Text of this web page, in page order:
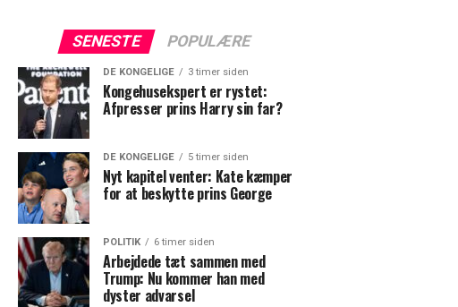
SENESTE POPULÆRE
DE KONGELIGE 3 timer siden
Kongehusekspert er rystet:
Afpresser prins Harry sin far?
DE KONGELIGE 5 timer siden
Nyt kapitel venter: Kate kæmper
for at beskytte prins George
POLITIK 6 timer siden
Arbejdede tæt sammen med
Trump: Nu kommer han med
dyster advarsel